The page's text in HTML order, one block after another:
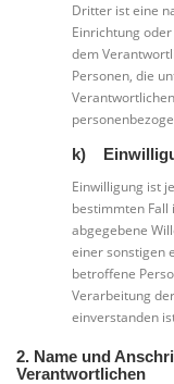
Dritter ist eine
Einrichtung
dem
Personen, die
k)
Einwilligung ist
bestimmten
abgegebene
einer sonstigen
betroffene
Verarbeitung
einverstanden
2. Name und
Verantwortlichen